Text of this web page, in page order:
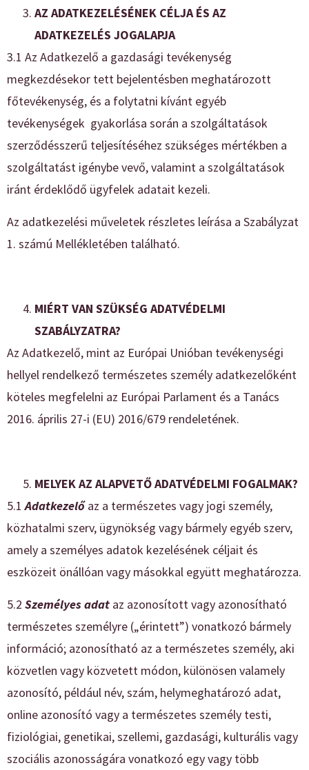
AZ ADATKEZELÉSÉNEK CÉLJA ÉS AZ
ADATKEZELÉS JOGALAPJA
3.1 Az Adatkezelő a gazdasági tevékenység
megkezdésekor tett bejelentésben meghatározott
főtevékenység, és a folytatni kívánt egyéb
tevékenységek gyakorlása során a szolgáltatások
szerződésszerű teljesítéséhez szükséges mértékben a
szolgáltatást igénybe vevő, valamint a szolgáltatások
iránt érdeklődő ügyfelek adatait kezeli.
Az adatkezelési műveletek részletes leírása a Szabályzat
1. számú Mellékletében található.
MIÉRT VAN SZÜKSÉG ADATVÉDELMI
SZABÁLYZATRA?
Az Adatkezelő, mint az Európai Unióban tevékenységi
hellyel rendelkező természetes személy adatkezelőként
köteles megfelelni az Európai Parlament és a Tanács
2016. április 27-i (EU) 2016/679 rendeletének.
MELYEK AZ ALAPVETŐ ADATVÉDELMI FOGALMAK?
5.1Adatkezelőaz a természetes vagy jogi személy,
közhatalmi szerv, ügynökség vagy bármely egyéb szerv,
amely a személyes adatok kezelésének céljait és
eszközeit önállóan vagy másokkal együtt meghatározza.
5.2 Személyes adat az azonosított vagy azonosítható
természetes személyre („érintett”) vonatkozó bármely
információ; azonosítható az a természetes személy, aki
közvetlen vagy közvetett módon, különösen valamely
azonosító, például név, szám, helymeghatározó adat,
online azonosító vagy a természetes személy testi,
fiziológiai, genetikai, szellemi, gazdasági, kulturális vagy
szociális azonosságára vonatkozó egy vagy több